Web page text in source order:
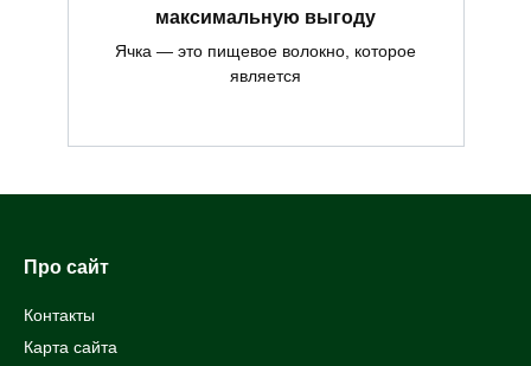
максимальную выгоду
Ячка — это пищевое волокно, которое
является
Про сайт
Контакты
Карта сайта